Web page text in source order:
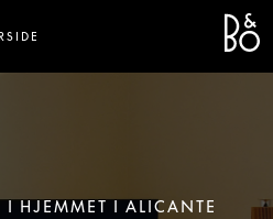
I HJEMMET I ALICANTE